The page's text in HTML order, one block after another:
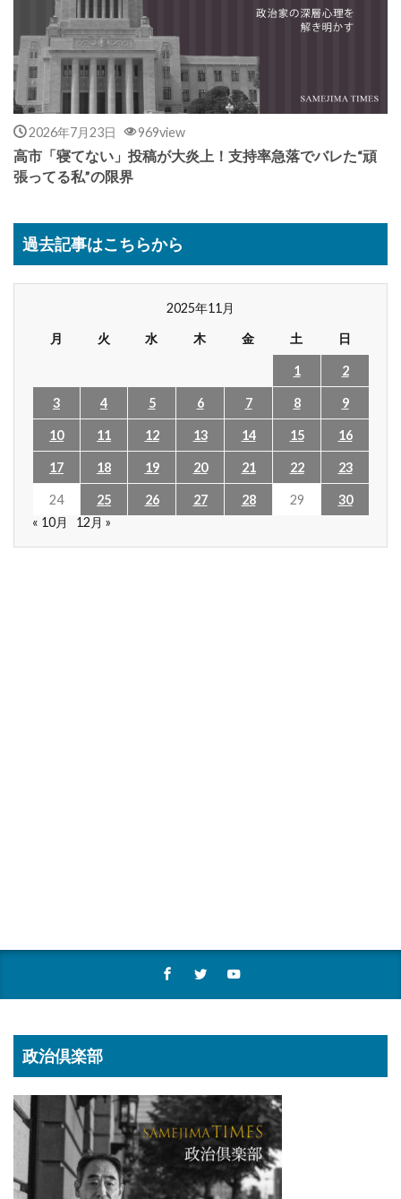
2026年7月23日 969view
高市「寝てない」投稿が大炎上！支持率急落でバレた“頑
張ってる私”の限界
過去記事はこちらから
2025年11月
月
火 水 木 金 土 日
1 2
3 4 5 6 7 8 9
10 11 12 13 14 15 16
17 18 19 20 21 22 23
24 25 26 27 28 29
30
« 10月
12月 »
政治倶楽部